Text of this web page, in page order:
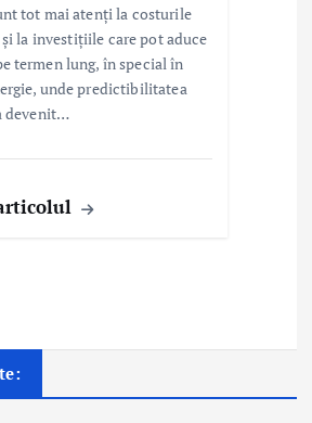
tot mai atenți la costurile
la investițiile care pot aduce
termen lung, în special în
unde predictibilitatea
devenit…